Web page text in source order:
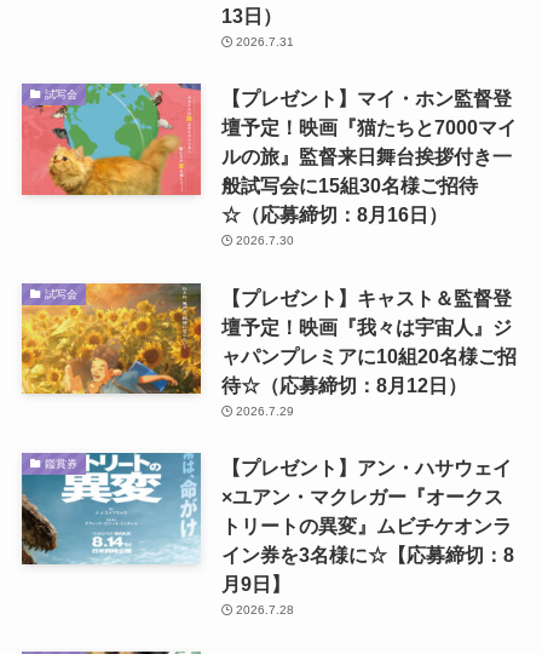
13日）
2026.7.31
試写会
【プレゼント】マイ・ホン監督登
壇予定！映画『猫たちと7000マイ
ルの旅』監督来日舞台挨拶付き一
般試写会に15組30名様ご招待
☆（応募締切：8月16日）
2026.7.30
試写会
【プレゼント】キャスト＆監督登
壇予定！映画『我々は宇宙人』ジ
ャパンプレミアに10組20名様ご招
待☆（応募締切：8月12日）
2026.7.29
鑑賞券
【プレゼント】アン・ハサウェイ
×ユアン・マクレガー『オークス
トリートの異変』ムビチケオンラ
イン券を3名様に☆【応募締切：8
月9日】
2026.7.28